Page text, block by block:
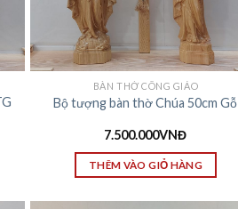
BÀN THỜ CÔNG GIÁO
Bộ tượng bàn thờ Chúa 50cm Gỗ
7.500.000VNĐ
THÊM VÀO GIỎ HÀNG